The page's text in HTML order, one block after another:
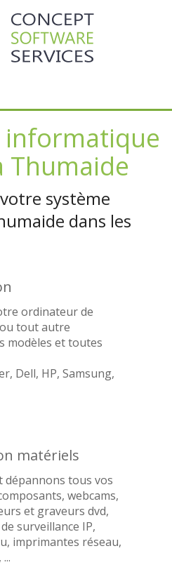
informatique
Thumaide
système
dans les
ordinateur de
tout autre
modèles et toutes
Dell, HP, Samsung,
matériels
dépannons tous vos
webcams,
et graveurs dvd,
surveillance IP,
imprimantes réseau,